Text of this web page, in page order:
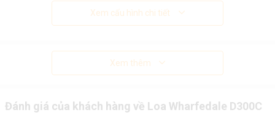
Xem cấu hình chi tiết
Xem thêm
Đánh giá của khách hàng về Loa Wharfedale D300C